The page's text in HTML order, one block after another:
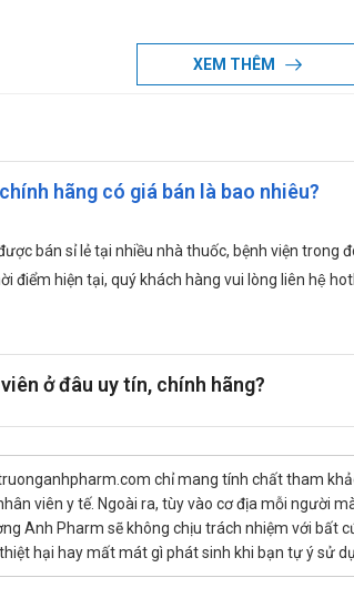
chức năng gan và thận, trong trường hợp
8 MG:
hoặc mày đay ) với NSAID khác gồm cả
rối loạn xuất huyết khác
phẫu thuật cấp
MG:
XEM THÊM
hãng có giá bán là bao nhiêu?
bán sỉ lẻ tại nhiều nhà thuốc, bệnh viện
điểm hiện tại, quý khách hàng vui lòng liên hệ
ở đâu uy tín, chính hãng?
chỉ mang tính chất tham
viên y tế. Ngoài ra, tùy vào cơ địa mỗi người
Anh Pharm sẽ không chịu trách nhiệm với bất
hại hay mất mát gì phát sinh khi bạn tự ý sử